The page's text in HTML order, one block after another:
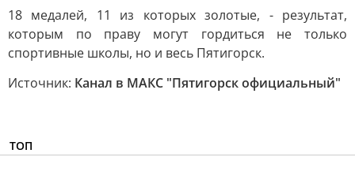
18 медалей, 11 из которых золотые, - результат,
которым по праву могут гордиться не только
спортивные школы, но и весь Пятигорск.
Источник: Канал в МАКС "Пятигорск официальный"
ТОП